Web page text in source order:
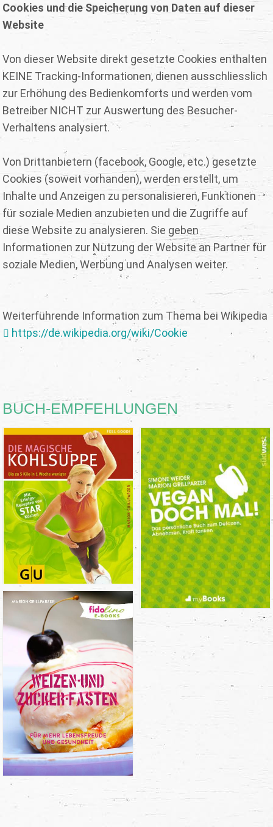
Cookies und die Speicherung von Daten auf dieser
Website
Von dieser Website direkt gesetzte Cookies enthalten
KEINE Tracking-Informationen, dienen ausschliesslich
zur Erhöhung des Bedienkomforts und werden vom
Betreiber NICHT zur Auswertung des Besucher-
Verhaltens analysiert.
Von Drittanbietern (facebook, Google, etc.) gesetzte
Cookies (soweit vorhanden), werden erstellt, um
Inhalte und Anzeigen zu personalisieren, Funktionen
für soziale Medien anzubieten und die Zugriffe auf
diese Website zu analysieren. Sie geben
Informationen zur Nutzung der Website an Partner für
soziale Medien, Werbung und Analysen weiter.
Weiterführende Information zum Thema bei Wikipedia
https://de.wikipedia.org/wiki/Cookie
BUCH-EMPFEHLUNGEN